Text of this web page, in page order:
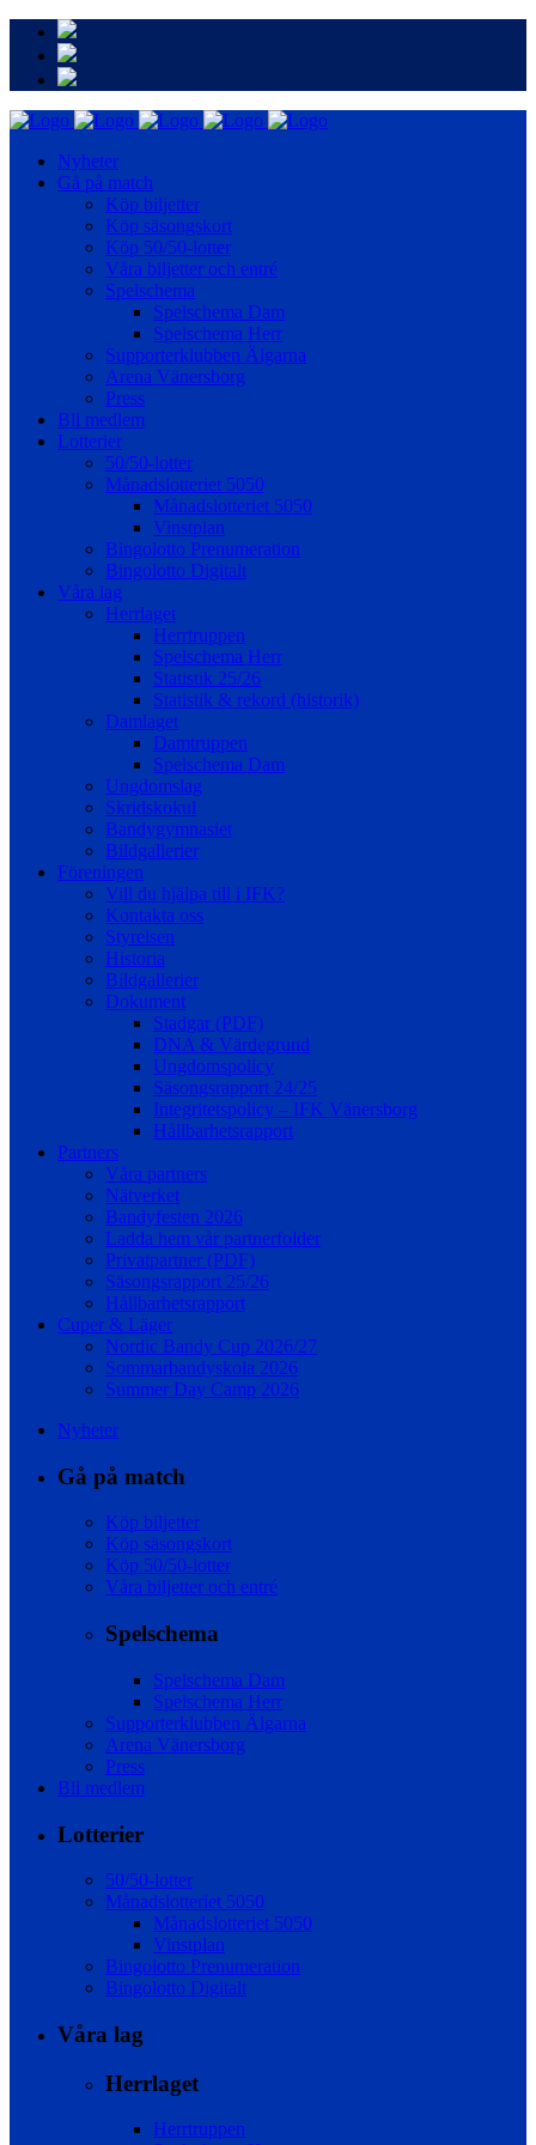
Nyheter
Gå på match
Köp biljetter
Köp säsongskort
Köp 50/50-lotter
Våra biljetter och entré
Spelschema
Spelschema Dam
Spelschema Herr
Supporterklubben Älgarna
Arena Vänersborg
Press
Bli medlem
Lotterier
50/50-lotter
Månadslotteriet 5050
Månadslotteriet 5050
Vinstplan
Bingolotto Prenumeration
Bingolotto Digitalt
Våra lag
Herrlaget
Herrtruppen
Spelschema Herr
Statistik 25/26
Statistik & rekord (historik)
Damlaget
Damtruppen
Spelschema Dam
Ungdomslag
Skridskokul
Bandygymnasiet
Bildgallerier
Föreningen
Vill du hjälpa till i IFK?
Kontakta oss
Styrelsen
Historia
Bildgallerier
Dokument
Stadgar (PDF)
DNA & Värdegrund
Ungdomspolicy
Säsongsrapport 24/25
Integritetspolicy – IFK Vänersborg
Hållbarhetsrapport
Partners
Våra partners
Nätverket
Bandyfesten 2026
Ladda hem vår partnerfolder
Privatpartner (PDF)
Säsongsrapport 25/26
Hållbarhetsrapport
Cuper & Läger
Nordic Bandy Cup 2026/27
Sommarbandyskola 2026
Summer Day Camp 2026
Nyheter
Gå på match
Köp biljetter
Köp säsongskort
Köp 50/50-lotter
Våra biljetter och entré
Spelschema
Spelschema Dam
Spelschema Herr
Supporterklubben Älgarna
Arena Vänersborg
Press
Bli medlem
Lotterier
50/50-lotter
Månadslotteriet 5050
Månadslotteriet 5050
Vinstplan
Bingolotto Prenumeration
Bingolotto Digitalt
Våra lag
Herrlaget
Herrtruppen